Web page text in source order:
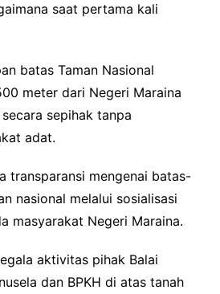
saat pertama kali
batas Taman Nasional
meter dari Negeri Maraina
sepihak tanpa
adat.
transparansi mengenai batas-
nasional melalui sosialisasi
masyarakat Negeri Maraina.
aktivitas pihak Balai
dan BPKH di atas tanah